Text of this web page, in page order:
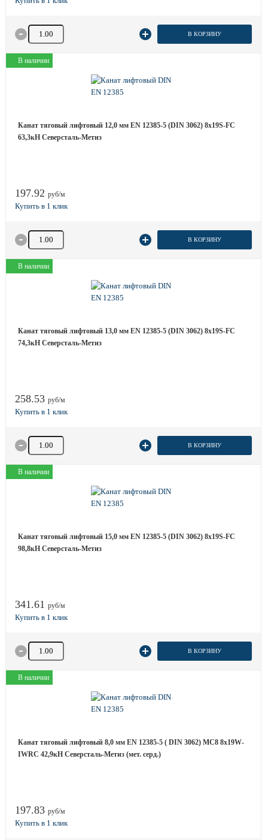
Количество товара В КОРЗИНУ
В наличии
Канат тяговый лифтовый 12,0 мм EN 12385-5 (DIN 3062) 8х19S-FC
63,3кН Северсталь-Метиз
197.92 руб/м
Количество товара В КОРЗИНУ
В наличии
Канат тяговый лифтовый 13,0 мм EN 12385-5 (DIN 3062) 8х19S-FC
74,3кН Северсталь-Метиз
258.53 руб/м
Количество товара В КОРЗИНУ
В наличии
Канат тяговый лифтовый 15,0 мм EN 12385-5 (DIN 3062) 8х19S-FC
98,8кН Северсталь-Метиз
341.61 руб/м
Количество товара В КОРЗИНУ
В наличии
Канат тяговый лифтовый 8,0 мм EN 12385-5 ( DIN 3062) МС8 8х19W-
IWRC 42,9кН Северсталь-Метиз (мет. серд.)
197.83 руб/м